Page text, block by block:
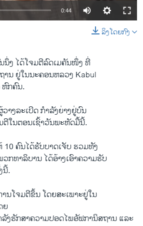
0:44
ລິງໂດຍກົງ
ນຶ່ງ ​ໄດ້ໂຈມ​ຕີ​ລົດເມ​ຄັນ​ໜຶ່ງ ທີ່
ນ ຢູ່​ໃນ​ນະຄອນຫລວງ Kabul
ຫົກ​ຄົນ.
າງ​ລະ​ເບີດ​ ກຳລັງ​ຍ່າງຢູ່​ບົນ
ໃນ​ຕອນ​ເຊົ້າວັນ​ພະຫັດມື້​ນີ້.
10 ຄົນ​ໄດ້​ຮັບ​ບາດ​ເຈັບ ຮວມທັງ​
ກ​ທາ​ລິ​ບານ ​ໄດ້​ອ້າງ​ເອົາ​ຄວາມ​ຮັບ
ນີ້.
ນ​ໂຈມ​ຕີຂຶ້ນ ​ໂດຍ​ສະ​ເພາະ​ຢູ່​ໃນ
ຍ
ງ​ຮັກສາ​ຄວາມ​ປອດ​ໄພ​ອັຟກາ​ນິສຖານ ​ແລະ